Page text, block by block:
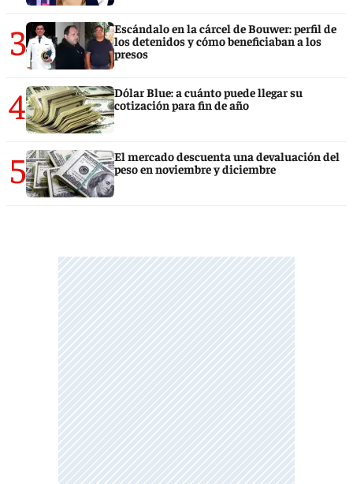
3
Escándalo en la cárcel de Bouwer: perfil de
los detenidos y cómo beneficiaban a los
presos
4
Dólar Blue: a cuánto puede llegar su
cotización para fin de año
5
El mercado descuenta una devaluación del
peso en noviembre y diciembre